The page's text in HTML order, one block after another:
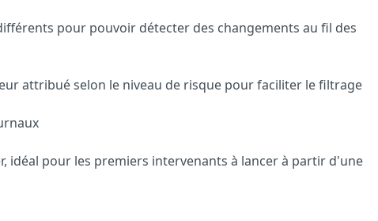
pour pouvoir détecter des changements au fil des
attribué selon le niveau de risque pour faciliter le filtrage
idéal pour les premiers intervenants à lancerà partir d'une